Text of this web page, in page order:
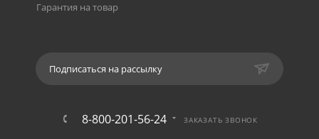
Гарантия на товар
Подписаться на рассылку
8-800-201-56-24 ЗАКАЗАТЬ ЗВОНОК